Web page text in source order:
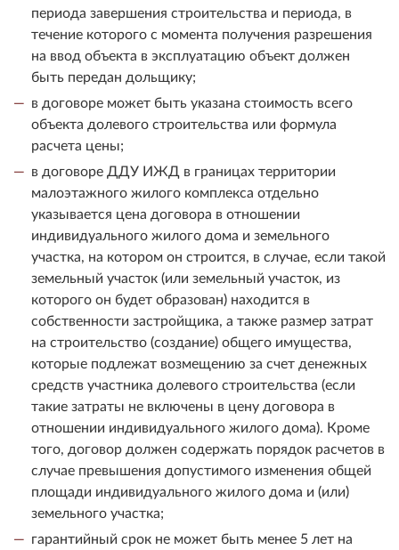
периода завершения строительства и периода, в
течение которого с момента получения разрешения
на ввод объекта в эксплуатацию объект должен
быть передан дольщику;
в договоре может быть указана стоимость всего
объекта долевого строительства или формула
расчета цены;
в договоре ДДУ ИЖД в границах территории
малоэтажного жилого комплекса отдельно
указывается цена договора в отношении
индивидуального жилого дома и земельного
участка, на котором он строится, в случае, если такой
земельный участок (или земельный участок, из
которого он будет образован) находится в
собственности застройщика, а также размер затрат
на строительство (создание) общего имущества,
которые подлежат возмещению за счет денежных
средств участника долевого строительства (если
такие затраты не включены в цену договора в
отношении индивидуального жилого дома). Кроме
того, договор должен содержать порядок расчетов в
случае превышения допустимого изменения общей
площади индивидуального жилого дома и (или)
земельного участка;
гарантийный срок не может быть менее 5 лет на